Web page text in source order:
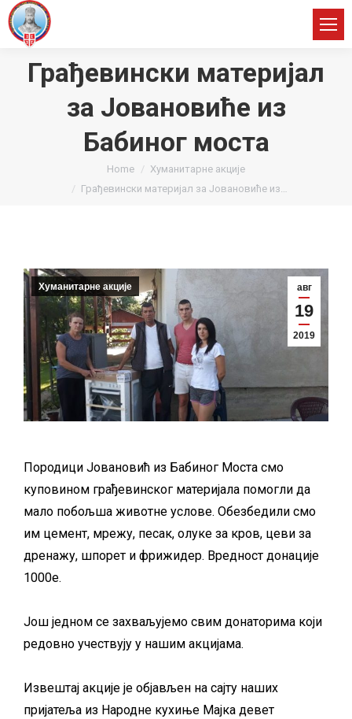
Грађевински материјал
за Јовановиће из
Бабиног моста
Home
Хуманитарне акције
Грађевински материјал за Јовановиће из…
авг
19
2019
Хуманитарне акције
Породици Јовановић из Бабиног Моста смо
куповином грађевинског материјала помогли да
мало побољша животне услове. Обезбедили смо
им цемент, мрежу, песак, олуке за кров, цеви за
дренажу, шпорет и фрижидер. Вредност донације
1000е.
Још једном се захваљујемо свим донаторима који
редовно учествују у нашим акцијама.
Извештај акције је објављен на сајту наших
пријатеља из Народне кухиње Мајка девет